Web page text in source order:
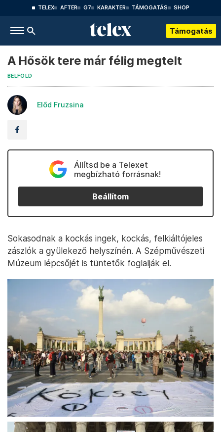
TELEX AFTER G7 KARAKTER TÁMOGATÁS SHOP
Támogatás
A Hősök tere már félig megtelt
BELFÖLD
Előd Fruzsina
Állítsd be a Telexet
megbízható forrásnak!
Beállítom
Sokasodnak a kockás ingek, kockás, felkiáltójeles
zászlók a gyülekező helyszínén. A Szépművészeti
Múzeum lépcsőjét is tüntetők foglalják el.